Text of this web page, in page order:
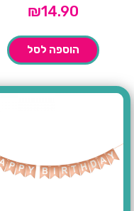
₪14.90
הוספה לסל